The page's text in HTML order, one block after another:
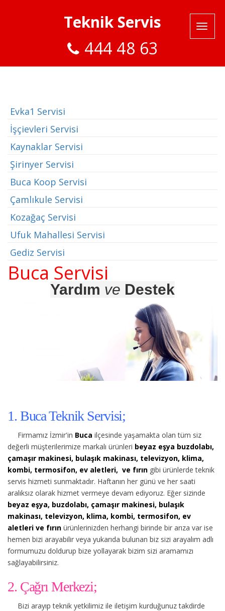
Teknik Servis
444 48 63
Evka1 Servisi
İşçievleri Servisi
Kaynaklar Servisi
Şirinyer Servisi
Buca Koop Servisi
Çamlıkule Servisi
Kozağaç Servisi
Ufuk Mahallesi Servisi
Gediz Servisi
Buca Servisi
Yardım ve Destek
1. Buca Teknik Servisi;
Firmamız İzmir'in Buca ilçesinde yaşamakta olan tüm siz
değerli müşterilerimize markalı ürünleri beyaz eşya buzdolabı,
çamaşır makinesi, bulaşık makinası, televizyon, klima,
kombi, termosifon, ev aletleri, ve fırın gibi ürünlerde teknik
servis hizmeti sunmaktadır. Haftanın her günü ve her saati
aralıksız olarak hizmet vermeye devam ediyoruz. Eğer sizinde
beyaz eşya, buzdolabı, çamaşır makinesi, bulaşık
makinası, televizyon, klima, kombi, termosifon, ev
aletleri ve fırın ürünlerinizden herhangi birinde bir arıza var ise
hemen bizi arayabilir veya yukarıda bulunan biz sizi arayalım adlı
formumuzu doldurup bize yollayarak bizim sizi aramamızı
sağlayabilirsiniz.
2. Çağrı Merkezi;
Bizi arayıp teknik yetkilimiz ile iletişim kurduğunuz takdirde